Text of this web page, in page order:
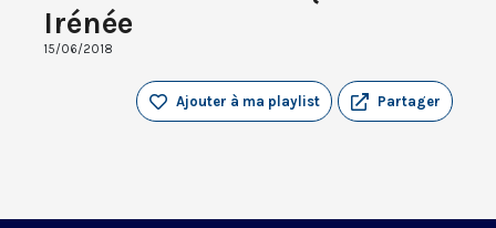
Irénée
15/06/2018
Partager
Ajouter à ma playlist